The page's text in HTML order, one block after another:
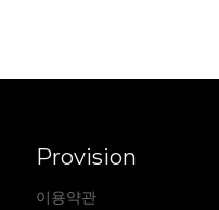
Provision
이용약관